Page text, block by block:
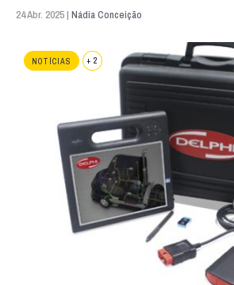
24 Abr. 2025 | Nádia Conceição
NOTÍCIAS + 2